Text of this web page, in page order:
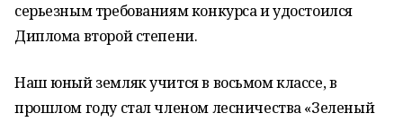
серьезным требованиям конкурса и удостоился
Диплома второй степени.
Наш юный земляк учится в восьмом классе, в
прошлом году стал членом лесничества «Зеленый